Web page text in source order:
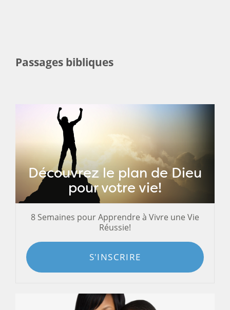
Passages bibliques
Découvrez le plan de Dieu
pour votre vie!
8 Semaines pour Apprendre à Vivre une Vie
Réussie!
S'INSCRIRE